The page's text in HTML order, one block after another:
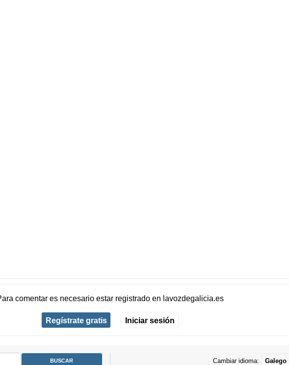
comentar es necesario estar registradoen lavozdegalicia.es
Regístrate gratis Iniciar sesión
Cambiar idioma: Galego